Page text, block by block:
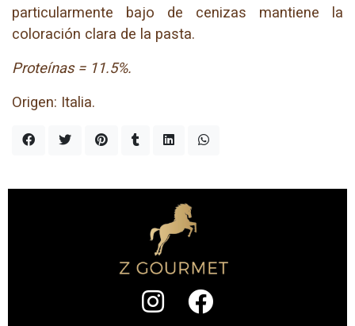
particularmente bajo de cenizas mantiene la
coloración clara de la pasta.
Proteínas = 11.5%.
Origen: Italia.